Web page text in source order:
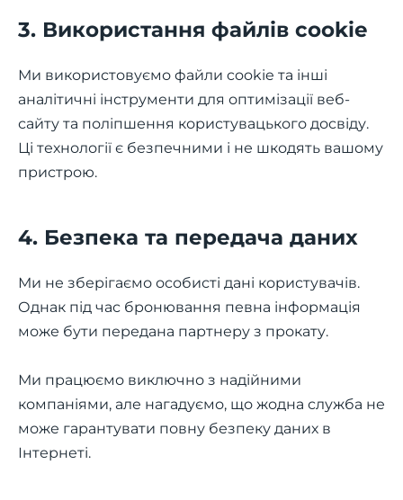
3. Використання файлів cookie
Ми використовуємо файли cookie та інші
аналітичні інструменти для оптимізації веб-
сайту та поліпшення користувацького досвіду.
Ці технології є безпечними і не шкодять вашому
пристрою.
4. Безпека та передача даних
Ми не зберігаємо особисті дані користувачів.
Однак під час бронювання певна інформація
може бути передана партнеру з прокату.
Ми працюємо виключно з надійними
компаніями, але нагадуємо, що жодна служба не
може гарантувати повну безпеку даних в
Інтернеті.